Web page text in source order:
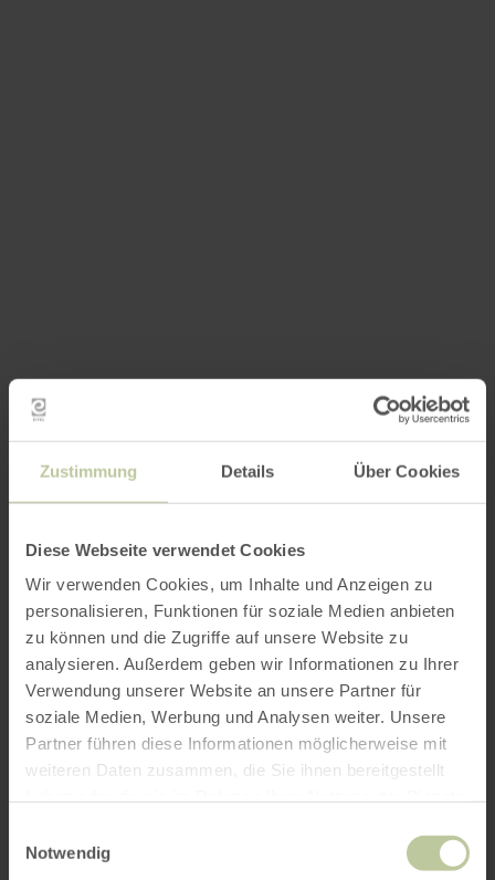
Zustimmung Details Über Cookies
Diese Webseite verwendet Cookies
Wir verwenden Cookies, um Inhalte und Anzeigen zu
personalisieren, Funktionen für soziale Medien anbieten
zu können und die Zugriffe auf unsere Website zu
analysieren. Außerdem geben wir Informationen zu Ihrer
Verwendung unserer Website an unsere Partner für
soziale Medien, Werbung und Analysen weiter. Unsere
Partner führen diese Informationen möglicherweise mit
weiteren Daten zusammen, die Sie ihnen bereitgestellt
Notwendig